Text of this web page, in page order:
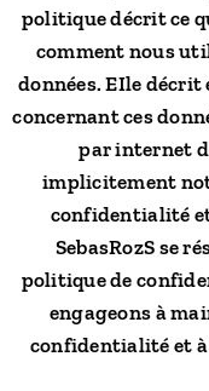
politique décrit ce
comment nous
données. EIle décrit
concernant ces
par internet
implicitement
confidentialité et
SebasRozS se
politique de
engageons à
confidentialité et